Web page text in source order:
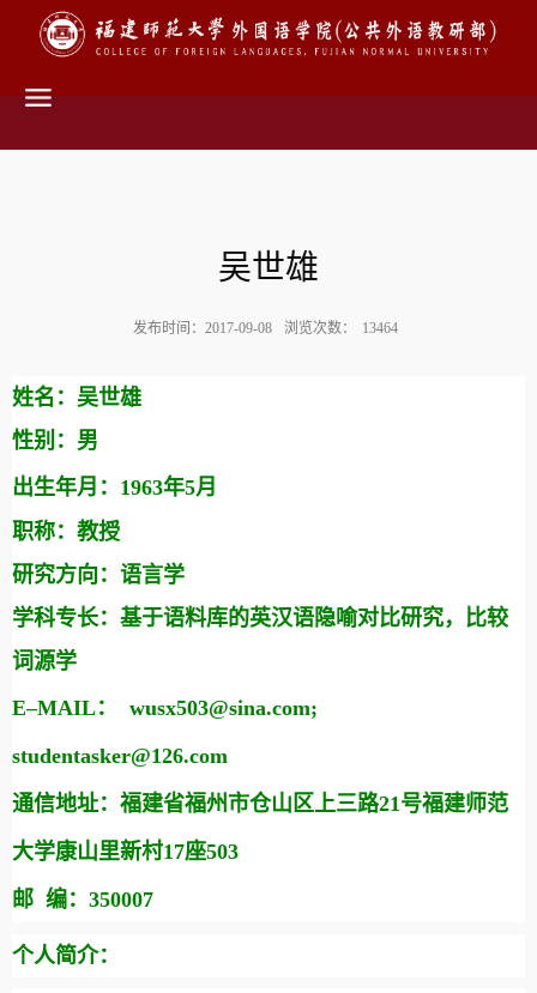
吴世雄
发布时间：2017-09-08 浏览次数： 13464
姓名：吴世雄
性别：男
出生年月： 1963年5月
职称：教授
研究方向：语言学
学科专长：基于语料库的英汉语隐喻对比研究，比较
词源学
E–MAIL： wusx503@sina.com;
studentasker@126.com
通信地址：福建省福州市仓山区上三路21号福建师范
大学康山里新村17座503
邮 编： 350007
个人简介：